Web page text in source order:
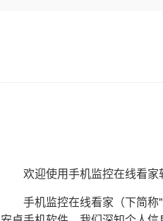
欢迎使用手机监控在线看家
手机监控在线看家（下简